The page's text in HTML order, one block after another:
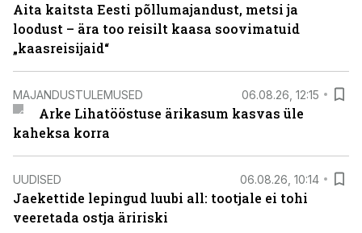
Aita kaitsta Eesti põllumajandust, metsi ja
loodust – ära too reisilt kaasa soovimatuid
„kaasreisijaid“
MAJANDUSTULEMUSED 06.08.26, 12:15
Arke Lihatööstuse ärikasum kasvas üle
kaheksa korra
UUDISED 06.08.26, 10:14
Jaekettide lepingud luubi all: tootjale ei tohi
veeretada ostja äririski